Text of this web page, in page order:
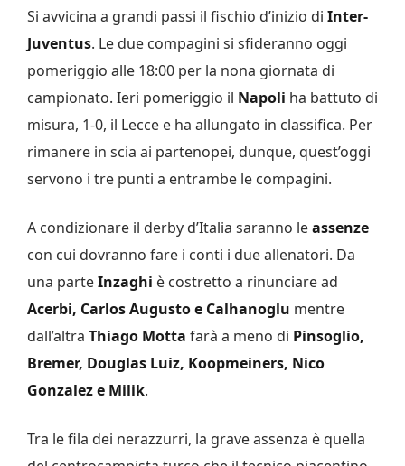
Si avvicina a grandi passi il fischio d’inizio di Inter-
Juventus. Le due compagini si sfideranno oggi
pomeriggio alle 18:00 per la nona giornata di
campionato. Ieri pomeriggio il Napoli ha battuto di
misura, 1-0, il Lecce e ha allungato in classifica. Per
rimanere in scia ai partenopei, dunque, quest’oggi
servono i tre punti a entrambe le compagini.
A condizionare il derby d’Italia saranno leassenze
con cui dovranno fare i conti i due allenatori. Da
una parteInzaghi è costretto a rinunciare ad
Acerbi, Carlos Augusto e Calhanoglu mentre
dall’altra Thiago Motta farà a meno di Pinsoglio,
Bremer, Douglas Luiz, Koopmeiners, Nico
Gonzalez e Milik.
Tra le fila dei nerazzurri, la grave assenza è quella